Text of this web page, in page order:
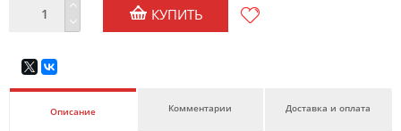
КУПИТЬ
Описание Комментарии Доставка и оплата